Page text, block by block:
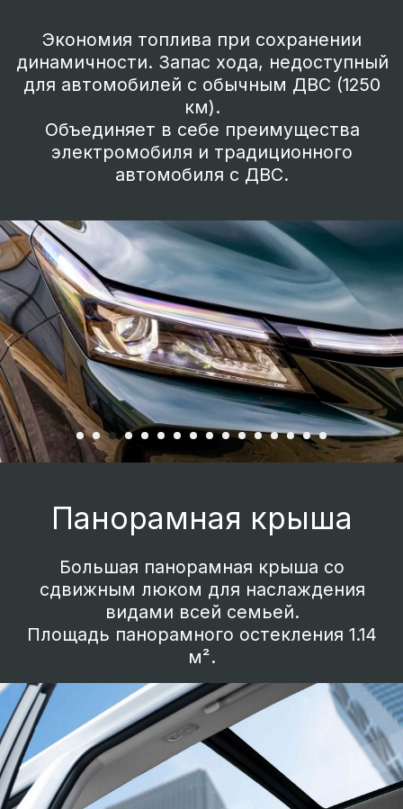
Пространство для
больших путешествий
салона с трансформацией на все случаи
жизни. Доступна 5-местная
конфигурация с более функциональным
багажным отделением. Сиденья второго
ряда складываются в пропорции 40/60 и
имеют мультирегулировку. Сиденья
третьего ряда складываются в
пропорции 50/50. Функция доступа на
третий ряд сидений. Складывая
отдельные сиденья или целые ряды, вы
можете расширить багажное
пространство до 2125 литров.
Гибридный автомобиль
нового поколения
Новый дизайн 19-дюймовых колесных
дисков. Снижают коэффициент
аэродинамического сопротивления.
Светодиодная полоса во всю ширину